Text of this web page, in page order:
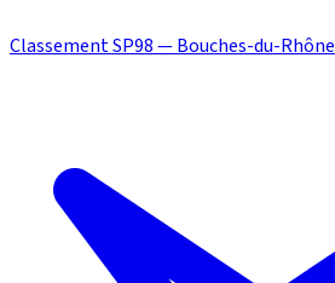
Classement SP98 — Bouches-du-Rhône